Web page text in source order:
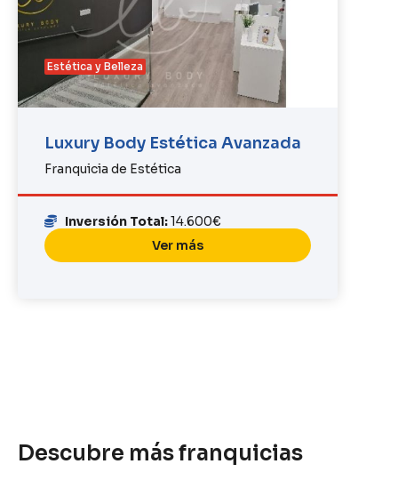
Estética y Belleza
Luxury Body Estética Avanzada
Franquicia de Estética
Inversión Total:14.600€
Ver más
Descubre más franquicias